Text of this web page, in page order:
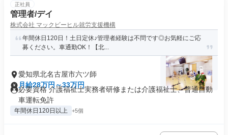
正社員
管理者/デイ
株式会社 マックビーヒル就労支援機構
年間休日120日！土日定休♪管理者経験は不問です◎お気軽にご応
募ください。車通勤OK！【北...
愛知県北名古屋市六ツ師
月給28万円～33万円
必要資格 介護福祉士実務者研修または介護福祉士、普通自動
車運転免許
年間休日120日以上 +5個